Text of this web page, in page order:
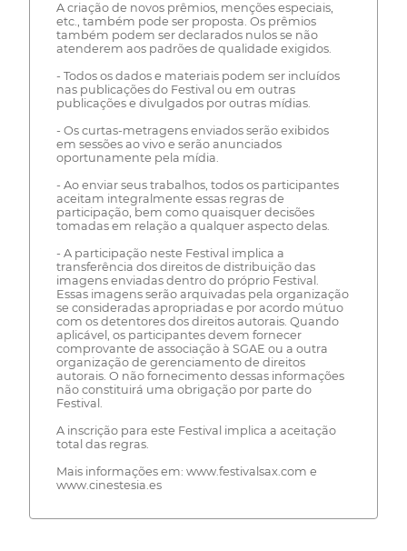
A criação de novos prêmios, menções especiais,
etc., também pode ser proposta. Os prêmios
também podem ser declarados nulos se não
atenderem aos padrões de qualidade exigidos.
- Todos os dados e materiais podem ser incluídos
nas publicações do Festival ou em outras
publicações e divulgados por outras mídias.
- Os curtas-metragens enviados serão exibidos
em sessões ao vivo e serão anunciados
oportunamente pela mídia.
- Ao enviar seus trabalhos, todos os participantes
aceitam integralmente essas regras de
participação, bem como quaisquer decisões
tomadas em relação a qualquer aspecto delas.
- A participação neste Festival implica a
transferência dos direitos de distribuição das
imagens enviadas dentro do próprio Festival.
Essas imagens serão arquivadas pela organização
se consideradas apropriadas e por acordo mútuo
com os detentores dos direitos autorais. Quando
aplicável, os participantes devem fornecer
comprovante de associação à SGAE ou a outra
organização de gerenciamento de direitos
autorais. O não fornecimento dessas informações
não constituirá uma obrigação por parte do
Festival.
A inscrição para este Festival implica a aceitação
total das regras.
Mais informações em: www.festivalsax.com e
www.cinestesia.es